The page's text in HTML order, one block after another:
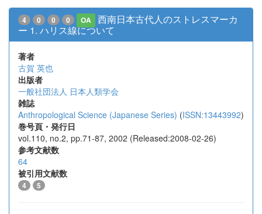
4 0 0 0 OA
西南日本古代人のストレスマーカ
ー 1. ハリス線について
著者
古賀 英也
出版者
一般社団法人 日本人類学会
雑誌
Anthropological Science (Japanese Series) (ISSN:13443992)
巻号頁・発行日
vol.110, no.2, pp.71-87, 2002 (Released:2008-02-26)
参考文献数
64
被引用文献数
4 5